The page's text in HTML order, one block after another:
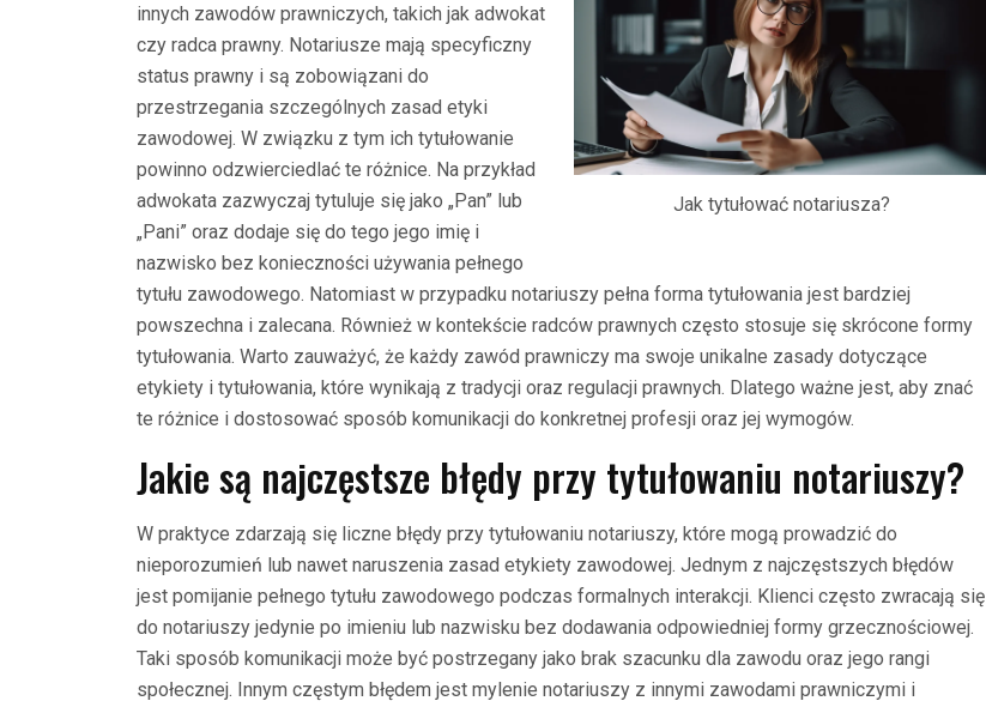
Jak tytułować notariusza?
innych zawodów prawniczych, takich jak adwokat
czy radca prawny. Notariusze mają specyficzny
status prawny i są zobowiązani do
przestrzegania szczególnych zasad etyki
zawodowej. W związku z tym ich tytułowanie
powinno odzwierciedlać te różnice. Na przykład
adwokata zazwyczaj tytuluje się jako „Pan” lub
„Pani” oraz dodaje się do tego jego imię i
nazwisko bez konieczności używania pełnego
tytułu zawodowego. Natomiast w przypadku notariuszy pełna forma tytułowania jest bardziej
powszechna i zalecana. Również w kontekście radców prawnych często stosuje się skrócone formy
tytułowania. Warto zauważyć, że każdy zawód prawniczy ma swoje unikalne zasady dotyczące
etykiety i tytułowania, które wynikają z tradycji oraz regulacji prawnych. Dlatego ważne jest, aby znać
te różnice i dostosować sposób komunikacji do konkretnej profesji oraz jej wymogów.
Jakie są najczęstsze błędy przy tytułowaniu notariuszy?
W praktyce zdarzają się liczne błędy przy tytułowaniu notariuszy, które mogą prowadzić do
nieporozumień lub nawet naruszenia zasad etykiety zawodowej. Jednym z najczęstszych błędów
jest pomijanie pełnego tytułu zawodowego podczas formalnych interakcji. Klienci często zwracają się
do notariuszy jedynie po imieniu lub nazwisku bez dodawania odpowiedniej formy grzecznościowej.
Taki sposób komunikacji może być postrzegany jako brak szacunku dla zawodu oraz jego rangi
społecznej. Innym częstym błędem jest mylenie notariuszy z innymi zawodami prawniczymi i